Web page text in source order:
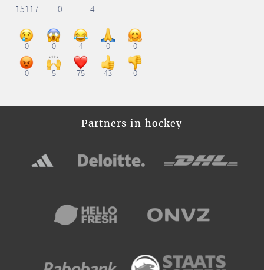
15117 0 4
0 0 4 0 0
0 5 75 43 0
Partners in hockey